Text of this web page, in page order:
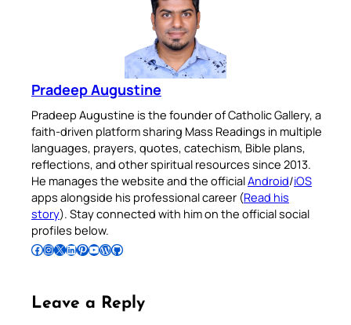
Pradeep Augustine
Pradeep Augustine is the founder of Catholic Gallery, a
faith-driven platform sharing Mass Readings in multiple
languages, prayers, quotes, catechism, Bible plans,
reflections, and other spiritual resources since 2013.
He manages the website and the officialAndroid/iOS
apps alongside his professional career (Read his
story). Stay connected with him on the official social
profiles below.
Follow Pradeep on Facebook Follow Pradeep on InstagramFollow Pradeep on X Follow Pradeep on LinkedIn Follow Pradeep on Pinterest Subscribe to Pradeep’s Youtube Channel Follow Pradeep on WordPress Follow Pradeep on GitHub
Leave a Reply